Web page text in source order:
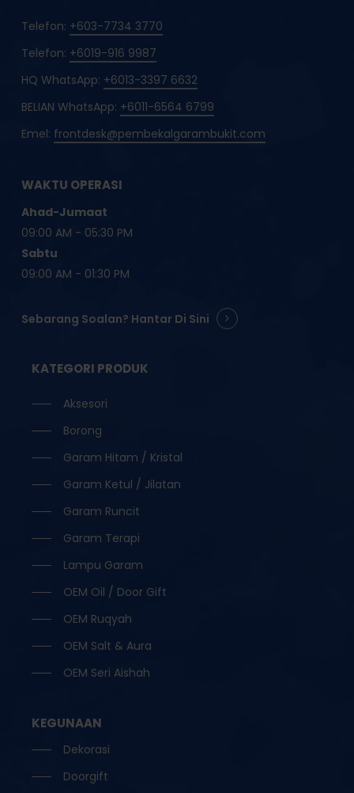
Telefon: +603-7734 3770
Telefon: +6019-916 9987
HQ WhatsApp: +6013-3397 6632
BELIAN WhatsApp: +6011-6564 6799
Emel: frontdesk@pembekalgarambukit.com
WAKTU OPERASI
Ahad-Jumaat
09:00 AM - 05:30 PM
Sabtu
09:00 AM - 01:30 PM
Sebarang Soalan? Hantar Di Sini
KATEGORI PRODUK
Aksesori
Borong
Garam Hitam / Kristal
Garam Ketul / Jilatan
Garam Runcit
Garam Terapi
Lampu Garam
OEM Oil / Door Gift
OEM Ruqyah
OEM Salt & Aura
OEM Seri Aishah
KEGUNAAN
Dekorasi
Doorgift